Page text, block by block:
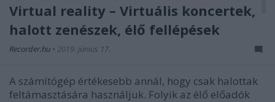
Virtual reality – Virtuális koncertek,
halott zenészek, élő fellépések
Recorder.hu • 2019. június 17.
A számítógép értékesebb annál, hogy csak halottak
feltámasztására használjuk. Folyik az élő előadók